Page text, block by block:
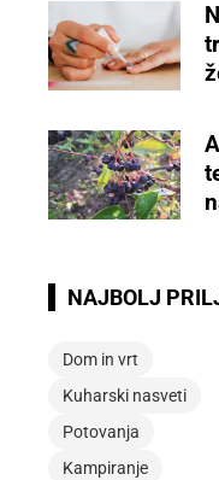
NAJBOLJ
Dom in vrt
Kuharski nasveti
Potovanja
Kampiranje